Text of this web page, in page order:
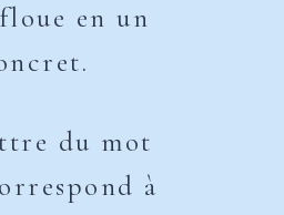
en un
du mot
à